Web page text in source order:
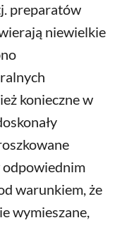
preparatów
niewielkie
konieczne w
odpowiednim
warunkiem, że
wymieszane,